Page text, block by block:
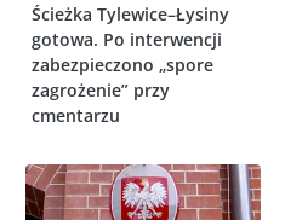
Ścieżka Tylewice–Łysiny
gotowa. Po interwencji
zabezpieczono „spore
zagrożenie” przy
cmentarzu